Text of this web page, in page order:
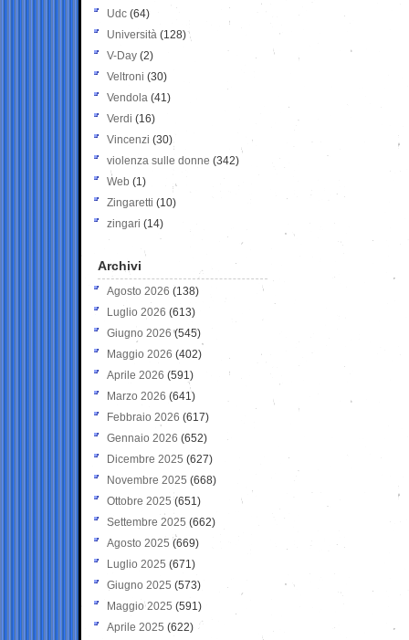
Udc (64)
Università (128)
V-Day (2)
Veltroni (30)
Vendola (41)
Verdi (16)
Vincenzi (30)
violenza sulle donne (342)
Web (1)
Zingaretti (10)
zingari (14)
Archivi
Agosto 2026 (138)
Luglio 2026 (613)
Giugno 2026 (545)
Maggio 2026 (402)
Aprile 2026 (591)
Marzo 2026 (641)
Febbraio 2026 (617)
Gennaio 2026 (652)
Dicembre 2025 (627)
Novembre 2025 (668)
Ottobre 2025 (651)
Settembre 2025 (662)
Agosto 2025 (669)
Luglio 2025 (671)
Giugno 2025 (573)
Maggio 2025 (591)
Aprile 2025 (622)